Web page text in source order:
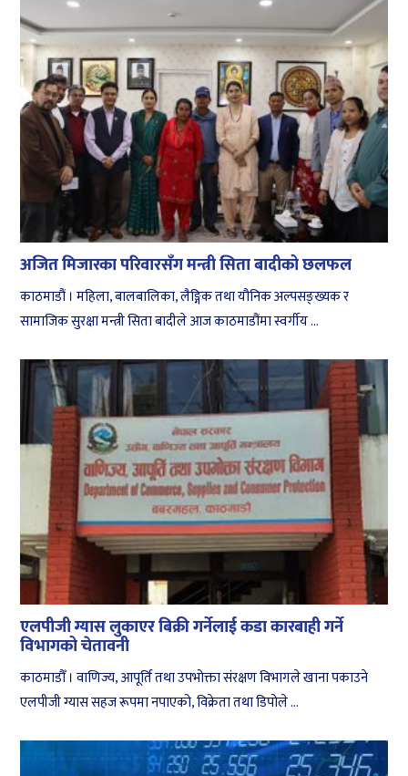
अजित मिजारका परिवारसँग मन्त्री सिता बादीको छलफल
काठमाडौं । महिला, बालबालिका, लैङ्गिक तथा यौनिक अल्पसङ्ख्यक र
सामाजिक सुरक्षा मन्त्री सिता बादीले आज काठमाडौंमा स्वर्गीय ...
एलपीजी ग्यास लुकाएर बिक्री गर्नेलाई कडा कारबाही गर्ने
विभागको चेतावनी
काठमाडौँ । वाणिज्य, आपूर्ति तथा उपभोक्ता संरक्षण विभागले खाना पकाउने
एलपीजी ग्यास सहज रूपमा नपाएको, विक्रेता तथा डिपोले ...